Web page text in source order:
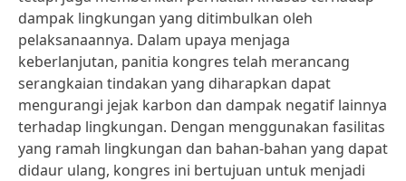
dampak lingkungan yang ditimbulkan oleh
pelaksanaannya. Dalam upaya menjaga
keberlanjutan, panitia kongres telah merancang
serangkaian tindakan yang diharapkan dapat
mengurangi jejak karbon dan dampak negatif lainnya
terhadap lingkungan. Dengan menggunakan fasilitas
yang ramah lingkungan dan bahan-bahan yang dapat
didaur ulang, kongres ini bertujuan untuk menjadi